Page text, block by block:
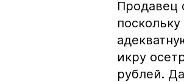
Продавец
икру
рублей.